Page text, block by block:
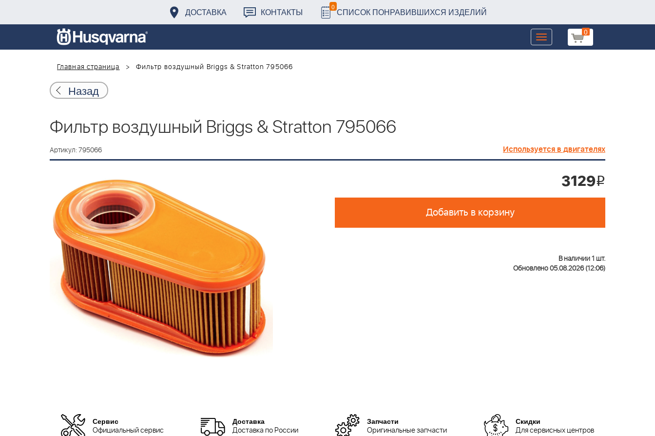
ДОСТАВКА КОНТАКТЫ 0 СПИСОК ПОНРАВИВШИХСЯ ИЗДЕЛИЙ
0
Toggle
navigation
Главная страница
Фильтр воздушный Briggs & Stratton 795066
Назад
Фильтр воздушный Briggs & Stratton 795066
Артикул: 795066 Используется в двигателях
3129i
Добавить в корзину
В наличии 1 шт.
Обновлено 05.08.2026 (12:06)
Сервис
Официальный сервис
Доставка
Доставка по России
Запчасти
Оригинальные запчасти
Скидки
Для сервисных центров